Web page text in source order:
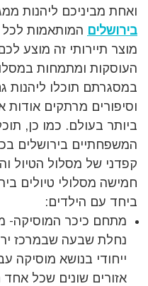
ואחת מביניכם ליהנות
בירושלים המותאמות
מוצר תיירותי זה מוצע
העוסקות ומתמחות
במסגרתם תוכלו ליהנות
וסיפורים מרתקים
ביותר בעולם. כמו כן,
המשפחתיים בירושלים
קפדני של מסלול הטיול
חמישה מסלולי טיולים
ביחד עם הילדים:
מתחם כיכר המוסיקה-
נחלת שבעה שבמרכז
אזורים שונים שכל